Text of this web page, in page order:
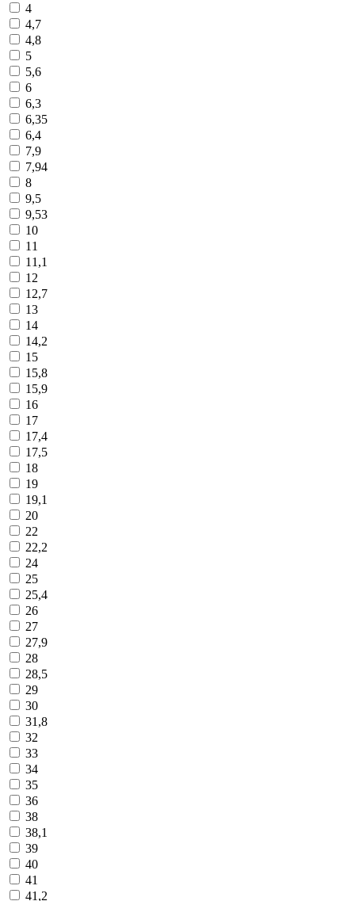
4
4,7
4,8
5
5,6
6
6,3
6,35
6,4
7,9
7,94
8
9,5
9,53
10
11
11,1
12
12,7
13
14
14,2
15
15,8
15,9
16
17
17,4
17,5
18
19
19,1
20
22
22,2
24
25
25,4
26
27
27,9
28
28,5
29
30
31,8
32
33
34
35
36
38
38,1
39
40
41
41,2